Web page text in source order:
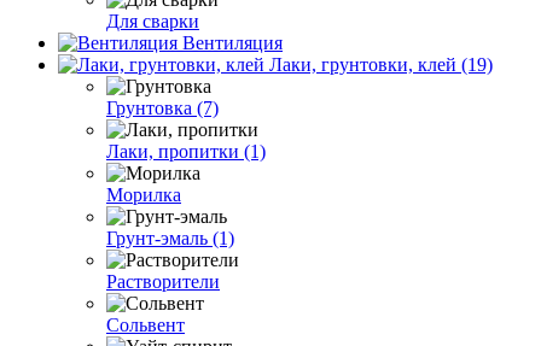
Для сварки
Вентиляция
Лаки, грунтовки, клей (19)
Грунтовка (7)
Лаки, пропитки (1)
Морилка
Грунт-эмаль (1)
Растворители
Сольвент